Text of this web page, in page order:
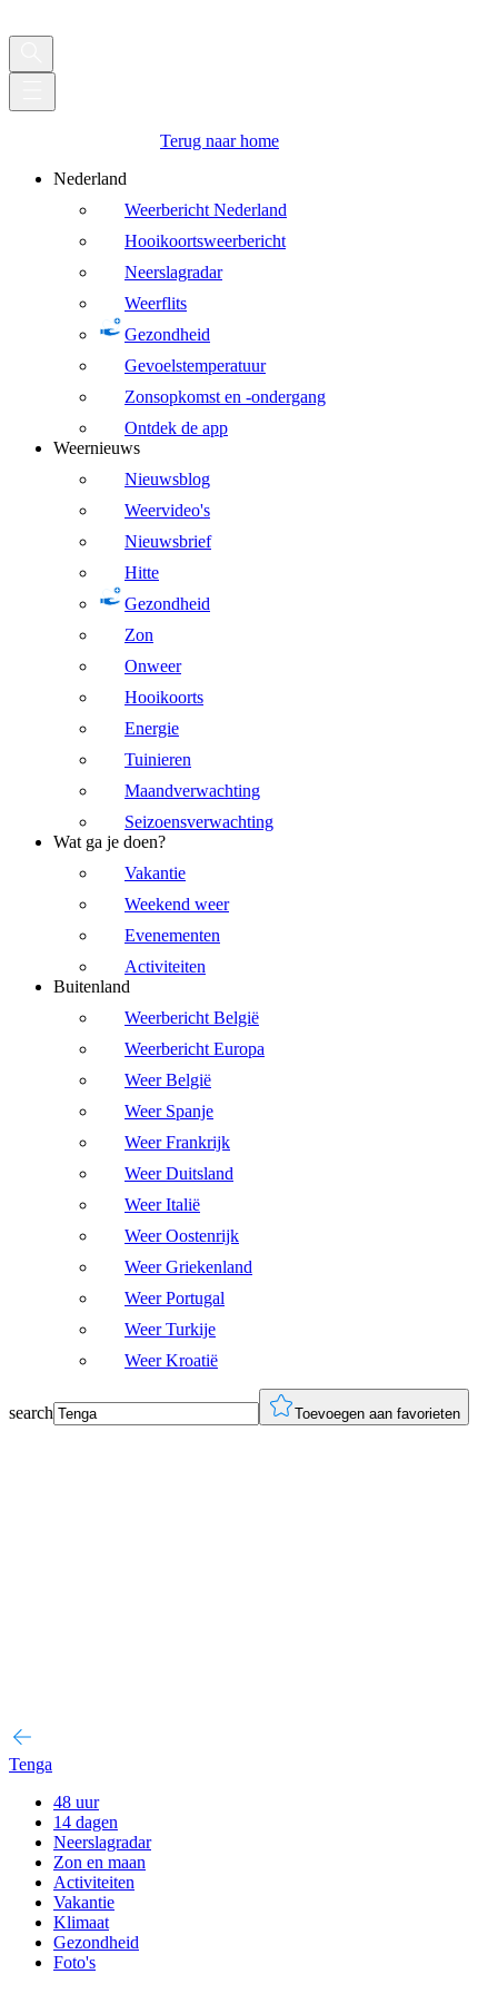
Terug naar home
Nederland
Weerbericht Nederland
Hooikoortsweerbericht
Neerslagradar
Weerflits
Gezondheid
Gevoelstemperatuur
Zonsopkomst en -ondergang
Ontdek de app
Weernieuws
Nieuwsblog
Weervideo's
Nieuwsbrief
Hitte
Gezondheid
Zon
Onweer
Hooikoorts
Energie
Tuinieren
Maandverwachting
Seizoensverwachting
Wat ga je doen?
Vakantie
Weekend weer
Evenementen
Activiteiten
Buitenland
Weerbericht België
Weerbericht Europa
Weer België
Weer Spanje
Weer Frankrijk
Weer Duitsland
Weer Italië
Weer Oostenrijk
Weer Griekenland
Weer Portugal
Weer Turkije
Weer Kroatië
search Toevoegen aan favorieten
Tenga
48 uur
14 dagen
Neerslagradar
Zon en maan
Activiteiten
Vakantie
Klimaat
Gezondheid
Foto's